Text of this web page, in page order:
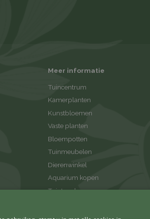
Meer informatie
Tuincentrum
Kamerplanten
Kunstbloemen
Vaste planten
Bloempotten
Tuinmeubelen
Dierenwinkel
Aquarium kopen
Tuintegels
Tuinhout